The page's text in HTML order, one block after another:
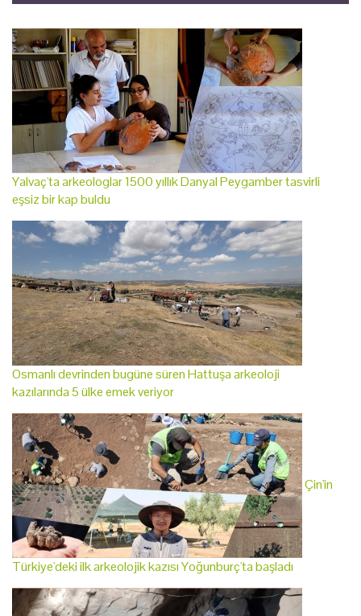
Yalvaç'ta arkeologlar 1500 yıllık Danyal Peygamber tasvirli
eşsiz bir kap buldu
Osmanlı devrinden bugüne süren Hattuşa arkeoloji
kazılarında 5 ülke emek veriyor
Çin'in
Türkiye'deki ilk arkeolojik kazısı Yoğunburç'ta başladı